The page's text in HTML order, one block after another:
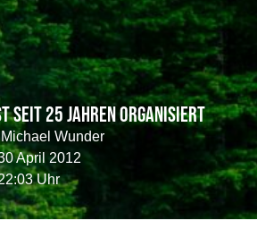
seit 25 Jahren organisiert
Wunder
April 2012
Uhr